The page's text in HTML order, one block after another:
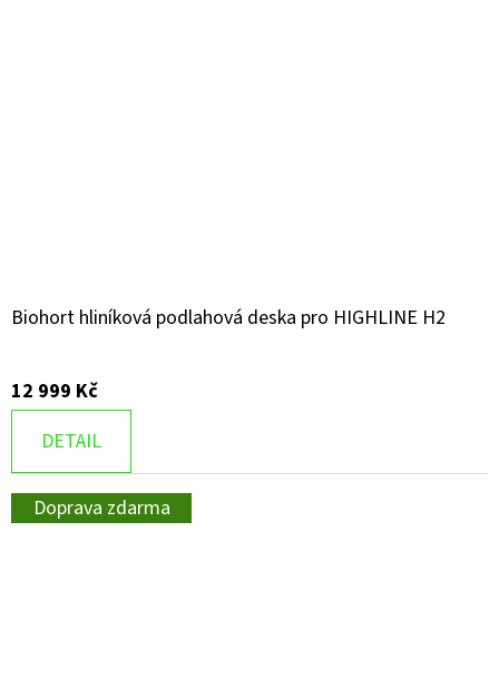
Biohort hliníková podlahová deska pro HIGHLINE H2
12 999 Kč
DETAIL
Doprava zdarma